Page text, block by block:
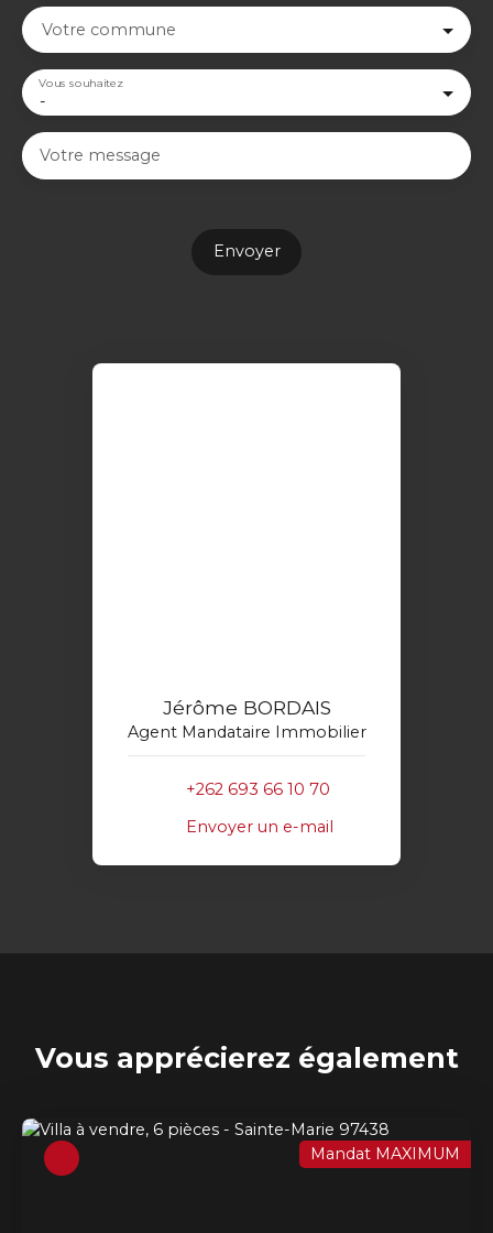
Votre commune
-
Vous souhaitez
Votre message
Envoyer
Jérôme BORDAIS
Agent Mandataire Immobilier
+262 693 66 10 70
Envoyer un e-mail
Vous apprécierez également
Mandat MAXIMUM